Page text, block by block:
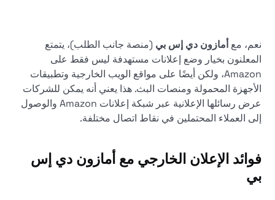
نعم، مع أمازون دي إس بي (منصة جانب الطلب)، يتمتع
المعلنون بخيار وضع إعلانات مستهدفة ليس فقط على
Amazon، ولكن أيضًا على مواقع الويب الخارجية وتطبيقات
الأجهزة المحمولة ومنصات البث. هذا يعني أنه يمكن للشركات
عرض رسائلها الإعلانية عبر شبكة إعلانات Amazon والوصول
إلى العملاء المحتملين في نقاط اتصال مختلفة.
فوائد الإعلان الخارجي معأمازون دي إس
بي